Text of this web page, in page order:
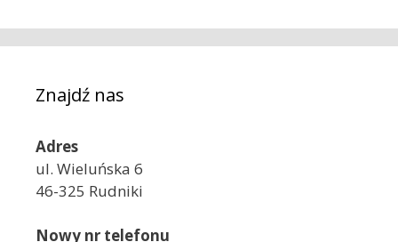
Znajdź nas
Adres
ul. Wieluńska 6
46-325 Rudniki
Nowy nr telefonu